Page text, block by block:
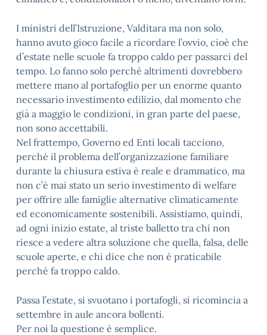
I ministri dell’Istruzione, Valditara ma non solo,
hanno avuto gioco facile a ricordare l’ovvio, cioè che
d’estate nelle scuole fa troppo caldo per passarci del
tempo. Lo fanno solo perché altrimenti dovrebbero
mettere mano al portafoglio per un enorme quanto
necessario investimento edilizio, dal momento che
già a maggio le condizioni, in gran parte del paese,
non sono accettabili.
Nel frattempo, Governo ed Enti locali tacciono,
perché il problema dell’organizzazione familiare
durante la chiusura estiva è reale e drammatico, ma
non c’è mai stato un serio investimento di welfare
per offrire alle famiglie alternative climaticamente
ed economicamente sostenibili. Assistiamo, quindi,
ad ogni inizio estate, al triste balletto tra chi non
riesce a vedere altra soluzione che quella, falsa, delle
scuole aperte, e chi dice che non é praticabile
perché fa troppo caldo.
Passa l’estate, si svuotano i portafogli, si ricomincia a
settembre in aule ancora bollenti.
Per noi la questione è semplice.